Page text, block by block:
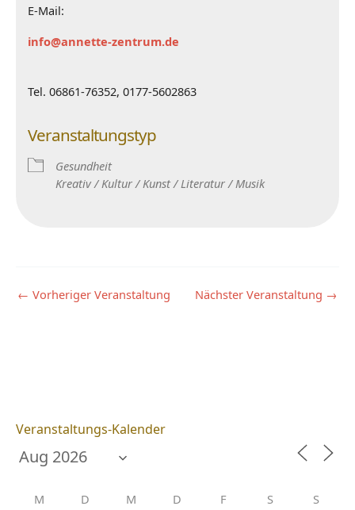
E-Mail:
info@annette-zentrum.de
Tel. 06861-76352, 0177-5602863
Veranstaltungstyp
Gesundheit
Kreativ / Kultur / Kunst / Literatur / Musik
← Vorheriger Veranstaltung Nächster Veranstaltung →
Veranstaltungs-Kalender
M D M D F S S